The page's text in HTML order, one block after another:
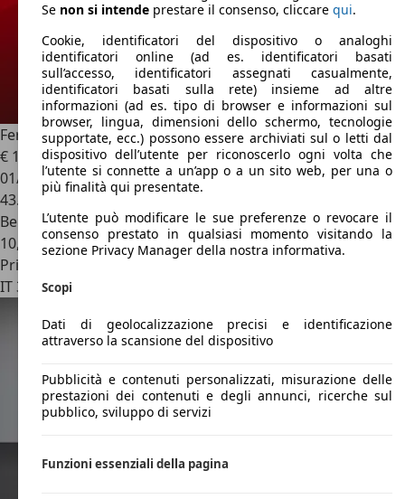
Ferrari Portofino Portofino 3.9
€ 197.7701
01/2019
43.000 km
Benzina
10,7 l/100 km (comb.)
Privato
IT 33100Udine
Se non si intende prestare il consenso, cliccare qui.
Cookie, identificatori del dispositivo o analoghi
identificatori online (ad es. identificatori basati
sull’accesso, identificatori assegnati casualmente,
identificatori basati sulla rete) insieme ad altre
informazioni (ad es. tipo di browser e informazioni sul
browser, lingua, dimensioni dello schermo, tecnologie
supportate, ecc.) possono essere archiviati sul o letti dal
dispositivo dell’utente per riconoscerlo ogni volta che
l’utente si connette a un’app o a un sito web, per una o
più finalità qui presentate.
L’utente può modificare le sue preferenze o revocare il
consenso prestato in qualsiasi momento visitando la
sezione Privacy Manager della nostra informativa.
Scopi
Dati di geolocalizzazione precisi e identificazione
attraverso la scansione del dispositivo
Pubblicità e contenuti personalizzati, misurazione delle
prestazioni dei contenuti e degli annunci, ricerche sul
pubblico, sviluppo di servizi
Funzioni essenziali della pagina